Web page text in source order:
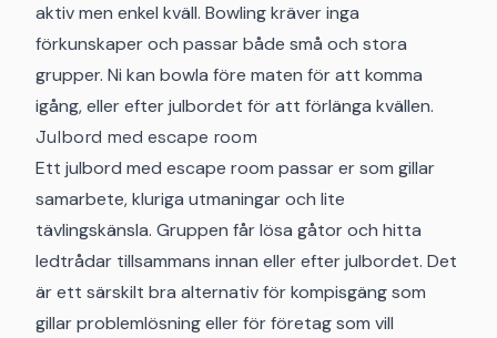
aktiv men enkel kväll. Bowling kräver inga
förkunskaper och passar både små och stora
grupper. Ni kan bowla före maten för att komma
igång, eller efter julbordet för att förlänga kvällen.
Julbord med escape room
Ett julbord med escape room passar er som gillar
samarbete, kluriga utmaningar och lite
tävlingskänsla. Gruppen får lösa gåtor och hitta
ledtrådar tillsammans innan eller efter julbordet. Det
är ett särskilt bra alternativ för kompisgäng som
gillar problemlösning eller för företag som vill